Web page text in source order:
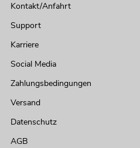
Kontakt/Anfahrt
Support
Karriere
Social Media
Zahlungsbedingungen
Versand
Datenschutz
AGB